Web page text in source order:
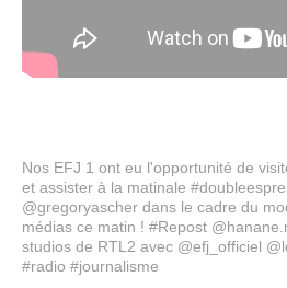
Nos EFJ 1 ont eu l'opportunité de
et assister à la matinale
@gregoryascher dans le cadre du
médias ce matin ! #Repost
studios de RTL2 avec @efj_officiel
#radio #journalisme